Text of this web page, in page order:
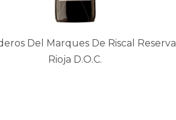
Del Marques De Riscal Reserva
Rioja D.O.C.